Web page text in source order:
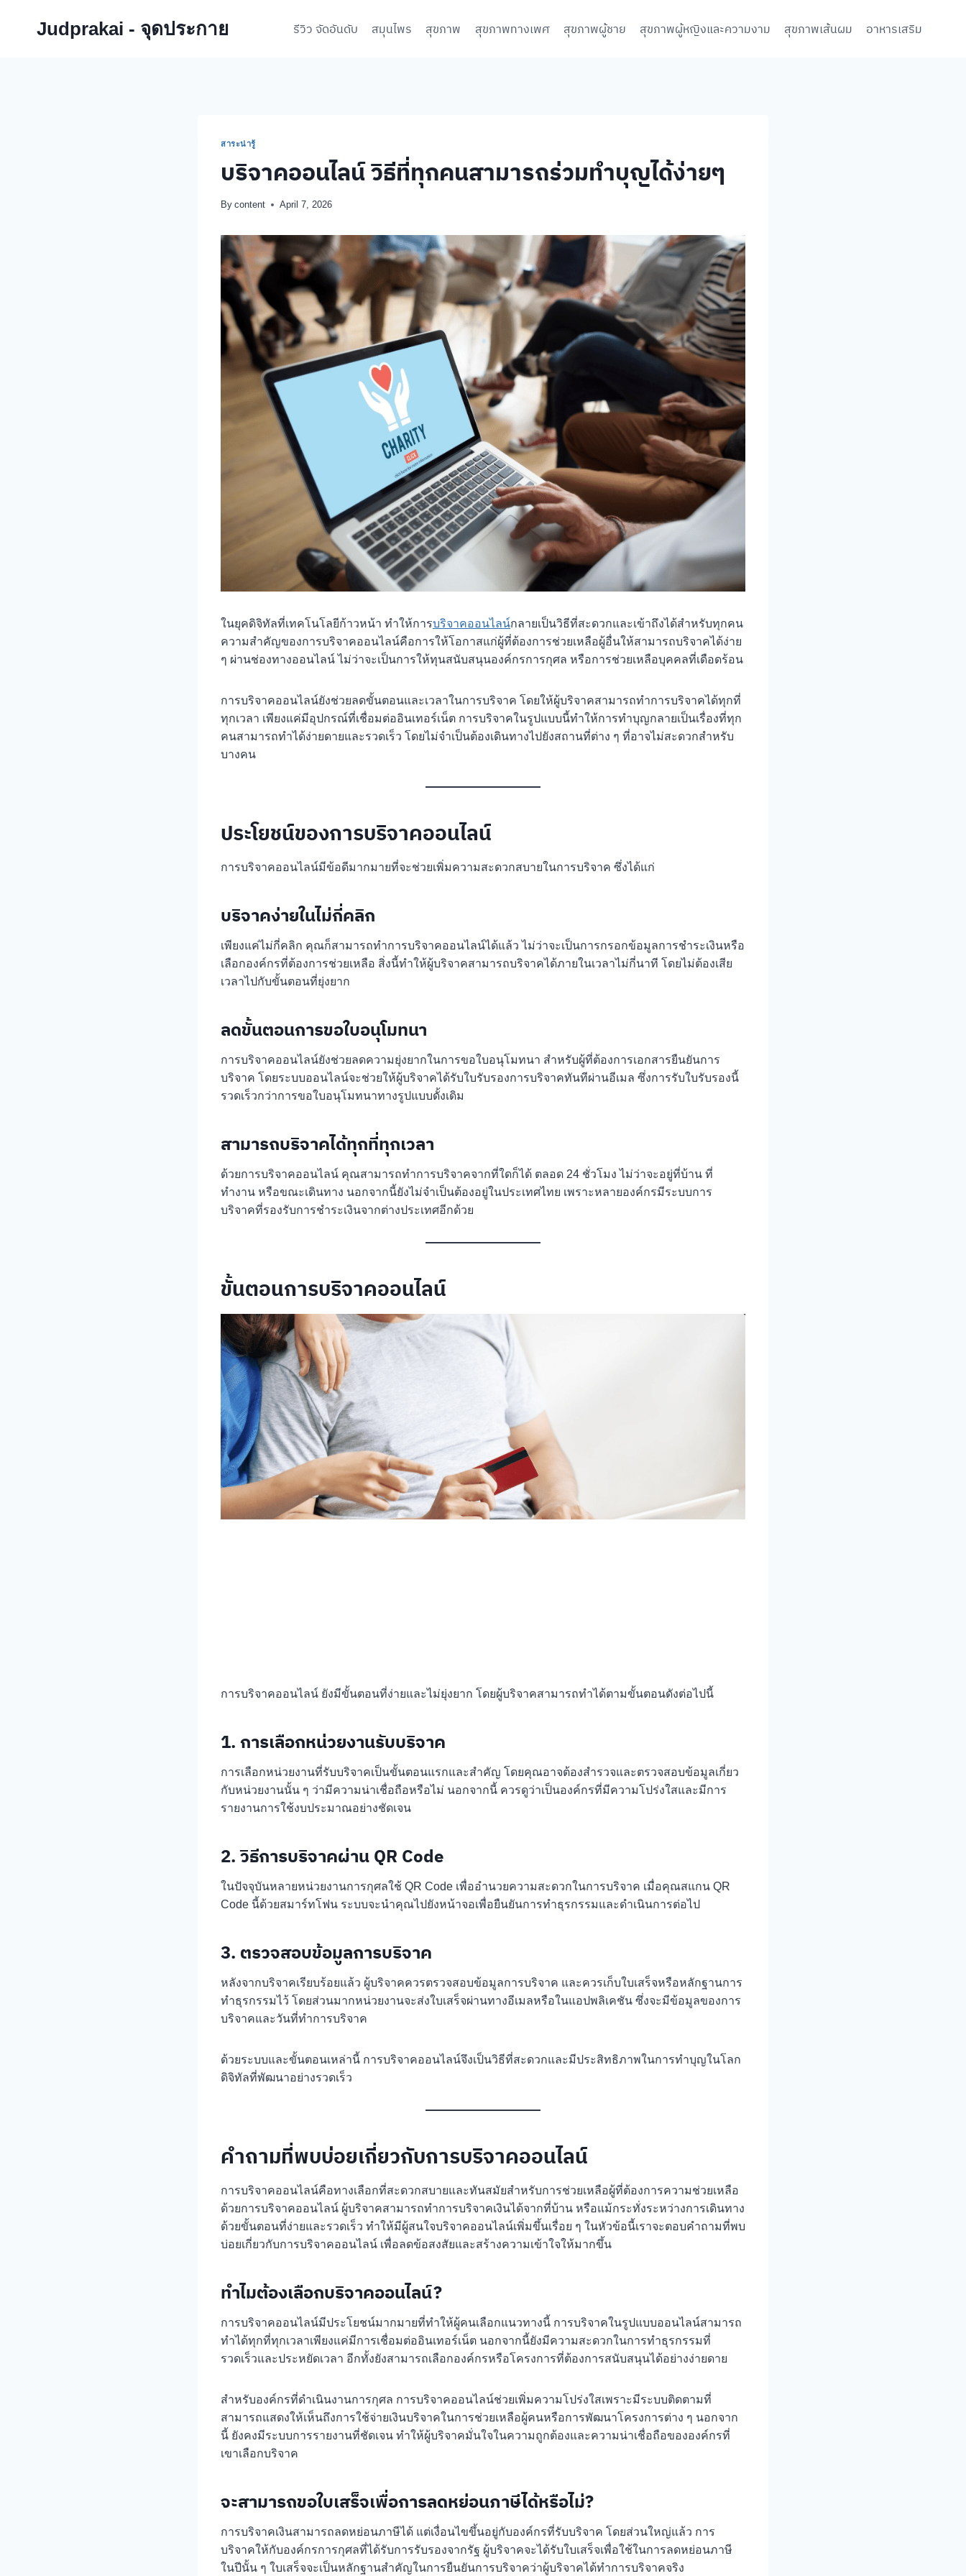
Judprakai - จุดประกาย รีวิว จัดอันดับ สมุนไพร สุขภาพ สุขภาพทางเพศ สุขภาพผู้ชาย สุขภาพผู้หญิงและความงาม สุขภาพเส้นผม อาหารเสริม
สาระน่ารู้
บริจาคออนไลน์ วิธีที่ทุกคนสามารถร่วมทำบุญได้ง่ายๆ
By content April 7, 2026
ในยุคดิจิทัลที่เทคโนโลยีก้าวหน้า ทำให้การบริจาคออนไลน์กลายเป็นวิธีที่สะดวกและเข้าถึงได้สำหรับทุกคน
ความสำคัญของการบริจาคออนไลน์คือการให้โอกาสแก่ผู้ที่ต้องการช่วยเหลือผู้อื่นให้สามารถบริจาคได้ง่าย
ๆ ผ่านช่องทางออนไลน์ ไม่ว่าจะเป็นการให้ทุนสนับสนุนองค์กรการกุศล หรือการช่วยเหลือบุคคลที่เดือดร้อน
การบริจาคออนไลน์ยังช่วยลดขั้นตอนและเวลาในการบริจาค โดยให้ผู้บริจาคสามารถทำการบริจาคได้ทุกที่
ทุกเวลา เพียงแค่มีอุปกรณ์ที่เชื่อมต่ออินเทอร์เน็ต การบริจาคในรูปแบบนี้ทำให้การทำบุญกลายเป็นเรื่องที่ทุก
คนสามารถทำได้ง่ายดายและรวดเร็ว โดยไม่จำเป็นต้องเดินทางไปยังสถานที่ต่าง ๆ ที่อาจไม่สะดวกสำหรับ
บางคน
ประโยชน์ของการบริจาคออนไลน์
การบริจาคออนไลน์มีข้อดีมากมายที่จะช่วยเพิ่มความสะดวกสบายในการบริจาค ซึ่งได้แก่
บริจาคง่ายในไม่กี่คลิก
เพียงแค่ไม่กี่คลิก คุณก็สามารถทำการบริจาคออนไลน์ได้แล้ว ไม่ว่าจะเป็นการกรอกข้อมูลการชำระเงินหรือ
เลือกองค์กรที่ต้องการช่วยเหลือ สิ่งนี้ทำให้ผู้บริจาคสามารถบริจาคได้ภายในเวลาไม่กี่นาที โดยไม่ต้องเสีย
เวลาไปกับขั้นตอนที่ยุ่งยาก
ลดขั้นตอนการขอใบอนุโมทนา
การบริจาคออนไลน์ยังช่วยลดความยุ่งยากในการขอใบอนุโมทนา สำหรับผู้ที่ต้องการเอกสารยืนยันการ
บริจาค โดยระบบออนไลน์จะช่วยให้ผู้บริจาคได้รับใบรับรองการบริจาคทันทีผ่านอีเมล ซึ่งการรับใบรับรองนี้
รวดเร็วกว่าการขอใบอนุโมทนาทางรูปแบบดั้งเดิม
สามารถบริจาคได้ทุกที่ทุกเวลา
ด้วยการบริจาคออนไลน์ คุณสามารถทำการบริจาคจากที่ใดก็ได้ ตลอด 24 ชั่วโมง ไม่ว่าจะอยู่ที่บ้าน ที่
ทำงาน หรือขณะเดินทาง นอกจากนี้ยังไม่จำเป็นต้องอยู่ในประเทศไทย เพราะหลายองค์กรมีระบบการ
บริจาคที่รองรับการชำระเงินจากต่างประเทศอีกด้วย
ขั้นตอนการบริจาคออนไลน์
การบริจาคออนไลน์ ยังมีขั้นตอนที่ง่ายและไม่ยุ่งยาก โดยผู้บริจาคสามารถทำได้ตามขั้นตอนดังต่อไปนี้
1. การเลือกหน่วยงานรับบริจาค
การเลือกหน่วยงานที่รับบริจาคเป็นขั้นตอนแรกและสำคัญ โดยคุณอาจต้องสำรวจและตรวจสอบข้อมูลเกี่ยว
กับหน่วยงานนั้น ๆ ว่ามีความน่าเชื่อถือหรือไม่ นอกจากนี้ ควรดูว่าเป็นองค์กรที่มีความโปร่งใสและมีการ
รายงานการใช้งบประมาณอย่างชัดเจน
2. วิธีการบริจาคผ่าน QR Code
ในปัจจุบันหลายหน่วยงานการกุศลใช้ QR Code เพื่ออำนวยความสะดวกในการบริจาค เมื่อคุณสแกน QR
Code นี้ด้วยสมาร์ทโฟน ระบบจะนำคุณไปยังหน้าจอเพื่อยืนยันการทำธุรกรรมและดำเนินการต่อไป
3. ตรวจสอบข้อมูลการบริจาค
หลังจากบริจาคเรียบร้อยแล้ว ผู้บริจาคควรตรวจสอบข้อมูลการบริจาค และควรเก็บใบเสร็จหรือหลักฐานการ
ทำธุรกรรมไว้ โดยส่วนมากหน่วยงานจะส่งใบเสร็จผ่านทางอีเมลหรือในแอปพลิเคชัน ซึ่งจะมีข้อมูลของการ
บริจาคและวันที่ทำการบริจาค
ด้วยระบบและขั้นตอนเหล่านี้ การบริจาคออนไลน์จึงเป็นวิธีที่สะดวกและมีประสิทธิภาพในการทำบุญในโลก
ดิจิทัลที่พัฒนาอย่างรวดเร็ว
คำถามที่พบบ่อยเกี่ยวกับการบริจาคออนไลน์
การบริจาคออนไลน์คือทางเลือกที่สะดวกสบายและทันสมัยสำหรับการช่วยเหลือผู้ที่ต้องการความช่วยเหลือ
ด้วยการบริจาคออนไลน์ ผู้บริจาคสามารถทำการบริจาคเงินได้จากที่บ้าน หรือแม้กระทั่งระหว่างการเดินทาง
ด้วยขั้นตอนที่ง่ายและรวดเร็ว ทำให้มีผู้สนใจบริจาคออนไลน์เพิ่มขึ้นเรื่อย ๆ ในหัวข้อนี้เราจะตอบคำถามที่พบ
บ่อยเกี่ยวกับการบริจาคออนไลน์ เพื่อลดข้อสงสัยและสร้างความเข้าใจให้มากขึ้น
ทำไมต้องเลือกบริจาคออนไลน์?
การบริจาคออนไลน์มีประโยชน์มากมายที่ทำให้ผู้คนเลือกแนวทางนี้ การบริจาคในรูปแบบออนไลน์สามารถ
ทำได้ทุกที่ทุกเวลาเพียงแค่มีการเชื่อมต่ออินเทอร์เน็ต นอกจากนี้ยังมีความสะดวกในการทำธุรกรรมที่
รวดเร็วและประหยัดเวลา อีกทั้งยังสามารถเลือกองค์กรหรือโครงการที่ต้องการสนับสนุนได้อย่างง่ายดาย
สำหรับองค์กรที่ดำเนินงานการกุศล การบริจาคออนไลน์ช่วยเพิ่มความโปร่งใสเพราะมีระบบติดตามที่
สามารถแสดงให้เห็นถึงการใช้จ่ายเงินบริจาคในการช่วยเหลือผู้คนหรือการพัฒนาโครงการต่าง ๆ นอกจาก
นี้ ยังคงมีระบบการรายงานที่ชัดเจน ทำให้ผู้บริจาคมั่นใจในความถูกต้องและความน่าเชื่อถือขององค์กรที่
เขาเลือกบริจาค
จะสามารถขอใบเสร็จเพื่อการลดหย่อนภาษีได้หรือไม่?
การบริจาคเงินสามารถลดหย่อนภาษีได้ แต่เงื่อนไขขึ้นอยู่กับองค์กรที่รับบริจาค โดยส่วนใหญ่แล้ว การ
บริจาคให้กับองค์กรการกุศลที่ได้รับการรับรองจากรัฐ ผู้บริจาคจะได้รับใบเสร็จเพื่อใช้ในการลดหย่อนภาษี
ในปีนั้น ๆ ใบเสร็จจะเป็นหลักฐานสำคัญในการยืนยันการบริจาคว่าผู้บริจาคได้ทำการบริจาคจริง